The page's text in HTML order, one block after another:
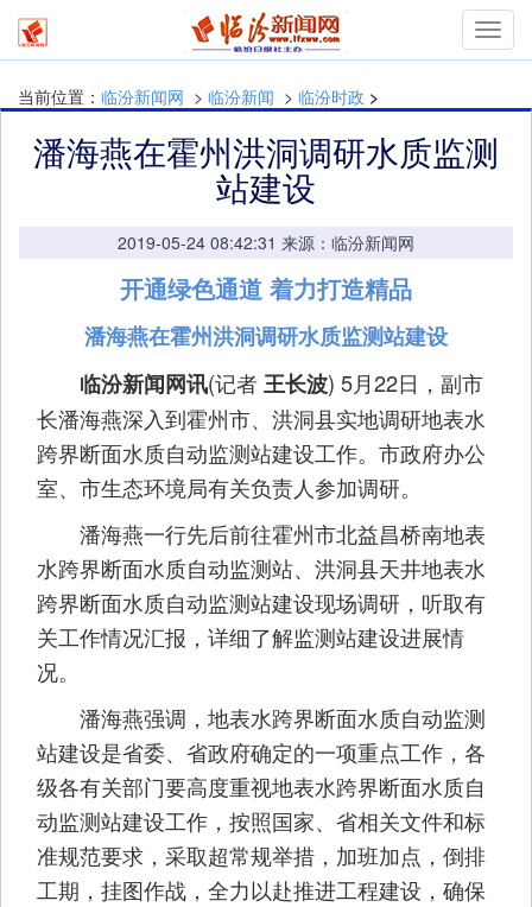
当前位置： 临汾新闻网 > 临汾新闻 > 临汾时政 >
潘海燕在霍州洪洞调研水质监测
站建设
2019-05-24 08:42:31 来源：临汾新闻网
开通绿色通道 着力打造精品
潘海燕在霍州洪洞调研水质监测站建设
临汾新闻网讯(记者王长波) 5月22日，副市
长潘海燕深入到霍州市、洪洞县实地调研地表水
跨界断面水质自动监测站建设工作。市政府办公
室、市生态环境局有关负责人参加调研。
潘海燕一行先后前往霍州市北益昌桥南地表
水跨界断面水质自动监测站、洪洞县天井地表水
跨界断面水质自动监测站建设现场调研，听取有
关工作情况汇报，详细了解监测站建设进展情
况。
潘海燕强调，地表水跨界断面水质自动监测
站建设是省委、省政府确定的一项重点工作，各
级各有关部门要高度重视地表水跨界断面水质自
动监测站建设工作，按照国家、省相关文件和标
准规范要求，采取超常规举措，加班加点，倒排
工期，挂图作战，全力以赴推进工程建设，确保